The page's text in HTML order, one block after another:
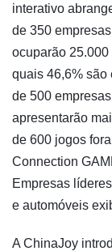
interativo
de 350
ocuparão 25.000
quais 46,6% são
de 500
apresentarão
de 600 jogos
Connection
Empresas
e automóveis
A ChinaJoy